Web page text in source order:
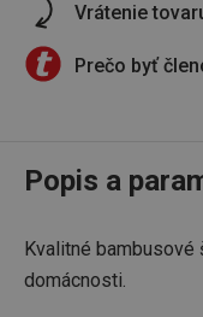
Vrátenie
Prečo byť
Popis a
Kvalitné bambusové
domácnosti.